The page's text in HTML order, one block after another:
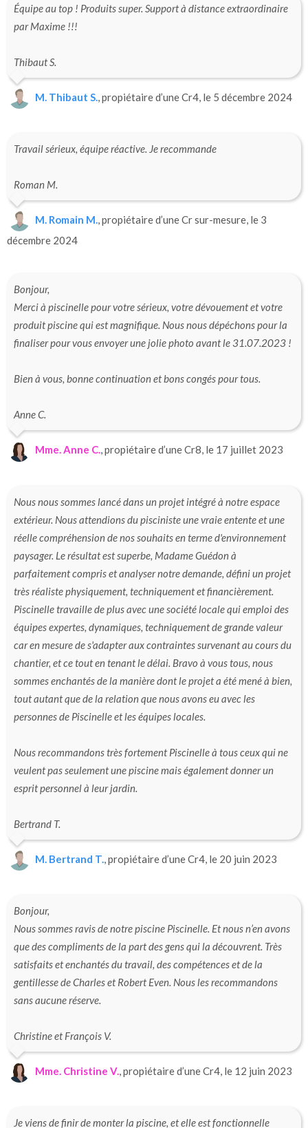
Équipe au top ! Produits super. Support à distance extraordinaire
par Maxime !!!
Thibaut S.
M. Thibaut S., propiétaire d’une Cr4, le 5 décembre 2024
Travail sérieux, équipe réactive. Je recommande
Roman M.
M. Romain M., propiétaire d’une Cr sur-mesure, le 3
décembre 2024
Bonjour,
Merci à piscinelle pour votre sérieux, votre dévouement et votre
produit piscine qui est magnifique. Nous nous dépéchons pour la
finaliser pour vous envoyer une jolie photo avant le 31.07.2023 !
Bien à vous, bonne continuation et bons congés pour tous.
Anne C.
Mme. Anne C., propiétaire d’une Cr8, le 17 juillet 2023
Nous nous sommes lancé dans un projet intégré à notre espace
extérieur. Nous attendions du pisciniste une vraie entente et une
réelle compréhension de nos souhaits en terme d'environnement
paysager. Le résultat est superbe, Madame Guédon à
parfaitement compris et analyser notre demande, défini un projet
très réaliste physiquement, techniquement et financièrement.
Piscinelle travaille de plus avec une société locale qui emploi des
équipes expertes, dynamiques, techniquement de grande valeur
car en mesure de s'adapter aux contraintes survenant au cours du
chantier, et ce tout en tenant le délai. Bravo à vous tous, nous
sommes enchantés de la manière dont le projet a été mené à bien,
tout autant que de la relation que nous avons eu avec les
personnes de Piscinelle et les équipes locales.
Nous recommandons très fortement Piscinelle à tous ceux qui ne
veulent pas seulement une piscine mais également donner un
esprit personnel à leur jardin.
Bertrand T.
M. Bertrand T., propiétaire d’une Cr4, le 20 juin 2023
Bonjour,
Nous sommes ravis de notre piscine Piscinelle. Et nous n’en avons
que des compliments de la part des gens qui la découvrent. Très
satisfaits et enchantés du travail, des compétences et de la
gentillesse de Charles et Robert Even. Nous les recommandons
sans aucune réserve.
Christine et François V.
Mme. Christine V., propiétaire d’une Cr4, le 12 juin 2023
Je viens de finir de monter la piscine, et elle est fonctionnelle